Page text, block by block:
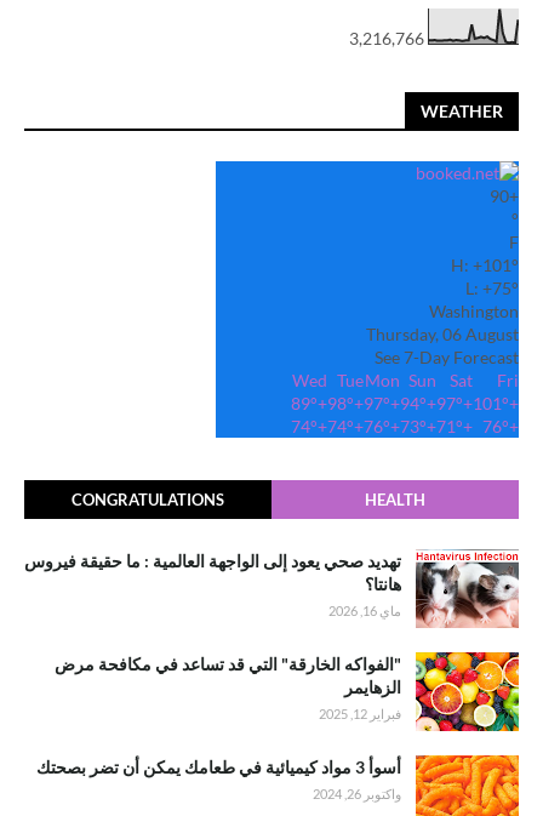
3,216,766
WEATHER
+
90
°
F
H: +101°
L: +75°
Washington
Thursday, 06 August
See 7-Day Forecast
Fri
Sat
Sun
Mon
Tue
Wed
+
101°
+
97°
+
94°
+
97°
+
98°
+
89°
+
76°
+
71°
+
73°
+
76°
+
74°
+
74°
HEALTH
CONGRATULATIONS
تهديد صحي يعود إلى الواجهة العالمية : ما حقيقة فيروس
هانتا؟
ماي 16, 2026
"الفواكه الخارقة" التي قد تساعد في مكافحة مرض
الزهايمر
فبراير 12, 2025
أسوأ 3 مواد كيميائية في طعامك يمكن أن تضر بصحتك
واكتوبر 26, 2024